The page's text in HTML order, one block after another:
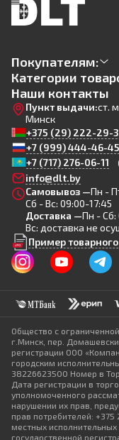
Покупателям:
Категории
Наши контакты
Пункт выдачи:ст.
Минск
+375 (29) 222-29-
+7 (999) 444-46-45
+7 (717) 276-06-11
info@dlt.by
Самовывоз —Пн -
Сб - Вс: 09:00-17:45
Доставка —Пн - Сб:
Вс: доставка не
Пример
Общество с
г.Минск, пер.
регистрации ООО
городским
38226623500 Номер в
Дата регистрации в
уполномоченного
нарушении их прав,
прав потребителей:
местных
государственной